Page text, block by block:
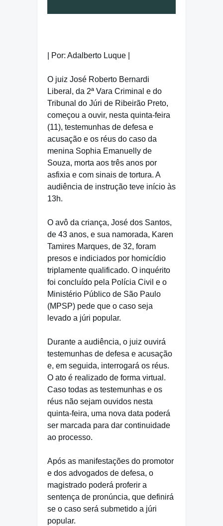
| Por: Adalberto Luque |
O juiz José Roberto Bernardi
Liberal, da 2ª Vara Criminal e do
Tribunal do Júri de Ribeirão Preto,
começou a ouvir, nesta quinta-feira
(11), testemunhas de defesa e
acusação e os réus do caso da
menina Sophia Emanuelly de
Souza, morta aos três anos por
asfixia e com sinais de tortura. A
audiência de instrução teve início às
13h.
O avô da criança, José dos Santos,
de 43 anos, e sua namorada, Karen
Tamires Marques, de 32, foram
presos e indiciados por homicídio
triplamente qualificado. O inquérito
foi concluído pela Polícia Civil e o
Ministério Público de São Paulo
(MPSP) pede que o caso seja
levado a júri popular.
Durante a audiência, o juiz ouvirá
testemunhas de defesa e acusação
e, em seguida, interrogará os réus.
O ato é realizado de forma virtual.
Caso todas as testemunhas e os
réus não sejam ouvidos nesta
quinta-feira, uma nova data poderá
ser marcada para dar continuidade
ao processo.
Após as manifestações do promotor
e dos advogados de defesa, o
magistrado poderá proferir a
sentença de pronúncia, que definirá
se o caso será submetido a júri
popular.